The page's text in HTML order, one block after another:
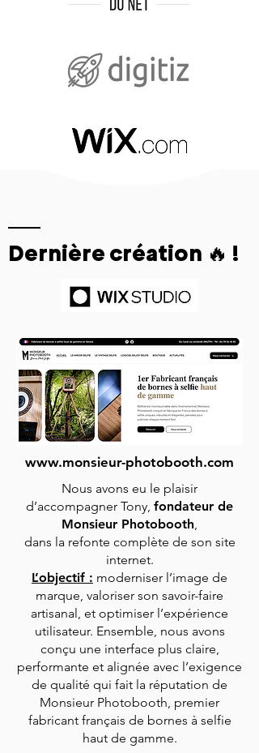
Dernière création 🔥 !
www.monsieur-photobooth.com
Nous avons eu le plaisir
d’accompagner Tony, fondateur de
Monsieur Photobooth,
dans la refonte complète de son site
internet.
L’objectif : moderniser l’image de
marque, valoriser son savoir-faire
artisanal, et optimiser l’expérience
utilisateur. Ensemble, nous avons
conçu une interface plus claire,
performante et alignée avec l’exigence
de qualité qui fait la réputation de
Monsieur Photobooth, premier
fabricant français de bornes à selfie
haut de gamme.